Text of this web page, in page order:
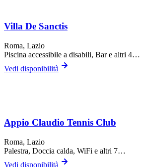
Villa De Sanctis
Roma, Lazio
Piscina accessibile a disabili, Bare altri 4…
Vedi disponibilità
Appio Claudio Tennis Club
Roma, Lazio
Palestra, Doccia calda, WiFi e altri 7…
Vedi disponibilità